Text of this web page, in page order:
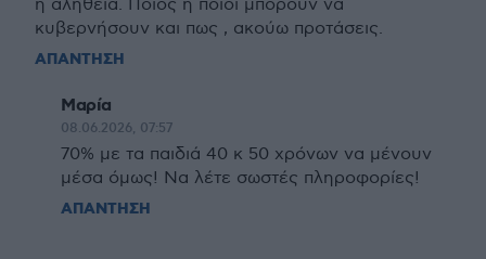
η αλήθεια. Ποιος ή ποιοί μπορούν να
κυβερνήσουν και πως , ακούω προτάσεις.
ΑΠΑΝΤΗΣΗ
Μαρία
08.06.2026, 07:57
70% με τα παιδιά 40 κ 50 χρόνων να μένουν
μέσα όμως! Να λέτε σωστές πληροφορίες!
ΑΠΑΝΤΗΣΗ